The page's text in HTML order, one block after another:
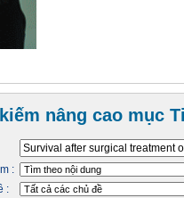
nâng cao mục
:
: